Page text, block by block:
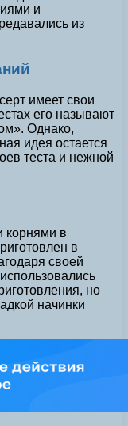
и
из
имеет свои
его называют
Однако,
идея остается
теста и нежной
корнями в
в
своей
но
начинки